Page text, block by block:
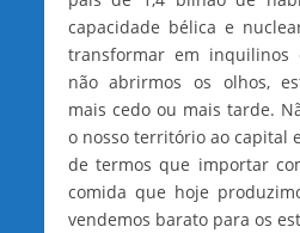
capacidade bélica e
transformar em inquilinos
não abrirmos os olhos,
mais cedo ou mais tarde.
o nosso território ao capital
de termos que importar
comida que hoje
vendemos barato para os